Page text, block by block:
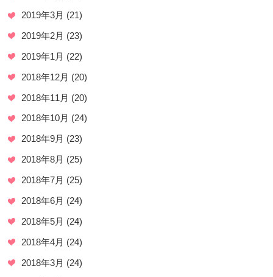
2019年3月 (21)
2019年2月 (23)
2019年1月 (22)
2018年12月 (20)
2018年11月 (20)
2018年10月 (24)
2018年9月 (23)
2018年8月 (25)
2018年7月 (25)
2018年6月 (24)
2018年5月 (24)
2018年4月 (24)
2018年3月 (24)